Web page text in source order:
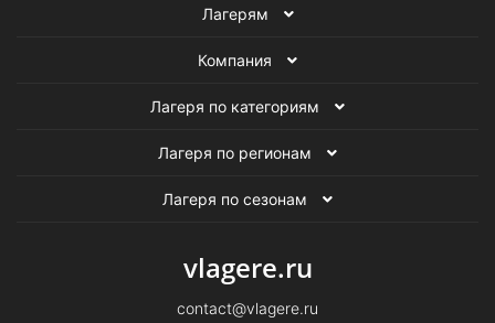
Лагерям
Компания
Лагеря по категориям
Лагеря по регионам
Лагеря по сезонам
vlagere.ru
contact@vlagere.ru